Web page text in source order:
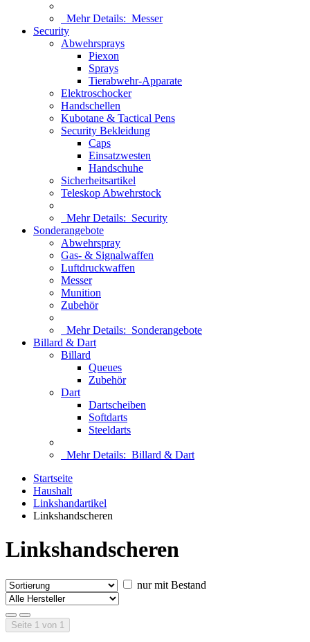
Mehr Details: Messer
Security
Abwehrsprays
Piexon
Sprays
Tierabwehr-Apparate
Elektroschocker
Handschellen
Kubotane & Tactical Pens
Security Bekleidung
Caps
Einsatzwesten
Handschuhe
Sicherheitsartikel
Teleskop Abwehrstock
Mehr Details: Security
Sonderangebote
Abwehrspray
Gas- & Signalwaffen
Luftdruckwaffen
Messer
Munition
Zubehör
Mehr Details: Sonderangebote
Billard & Dart
Billard
Queues
Zubehör
Dart
Dartscheiben
Softdarts
Steeldarts
Mehr Details: Billard & Dart
Startseite
Haushalt
Linkshandartikel
Linkshandscheren
Linkshandscheren
nur mit Bestand
Seite 1 von 1